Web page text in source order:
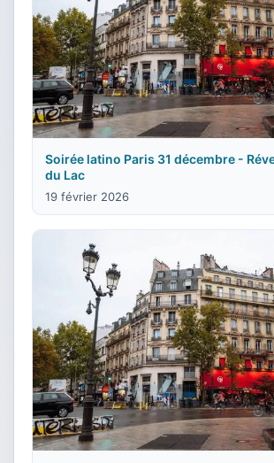
Soirée latino Paris 31 décembre -
du Lac
19 février 2026